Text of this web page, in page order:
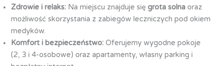
Zdrowie i relaks: Na miejscu znajduje sięgrota solna oraz
możliwość skorzystania z zabiegów leczniczych pod okiem
medyków.
Komfort i bezpieczeństwo: Oferujemy wygodne pokoje
(2, 3 i 4-osobowe) oraz apartamenty, własny parking i